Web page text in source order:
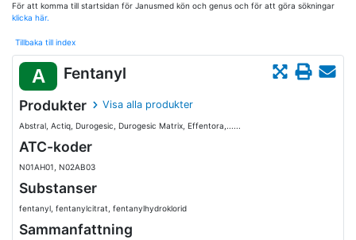
För att komma till startsidan för Janusmed kön och genus och för att göra sökningar
klicka här.
Tillbaka till index
A Fentanyl
Produkter Visa alla produkter
Abstral, Actiq, Durogesic, Durogesic Matrix, Effentora,......
ATC-koder
N01AH01, N02AB03
Substanser
fentanyl, fentanylcitrat, fentanylhydroklorid
Sammanfattning